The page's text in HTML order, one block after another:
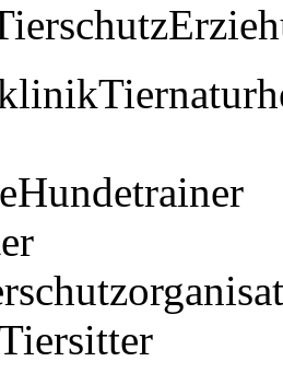
Hundetrainer